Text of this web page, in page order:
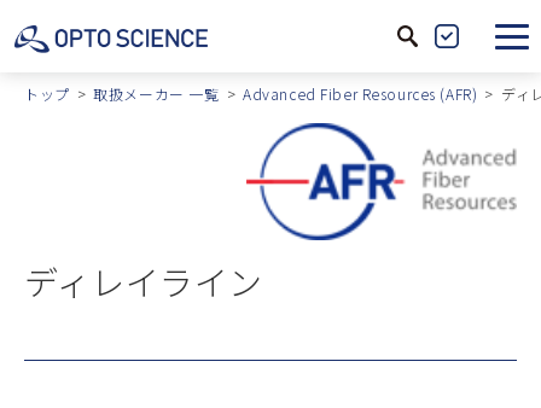
サ
検
製
品
込
トップ 取扱メーカー 一覧 Advanced Fiber Resources (AFR) ディ
ディレイライン